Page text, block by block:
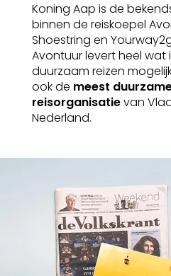
Koning Aap is de
binnen de reiskoepel
Shoestring en
Avontuur levert heel
duurzaam reizen
ook de meest
reisorganisatievan
Nederland.